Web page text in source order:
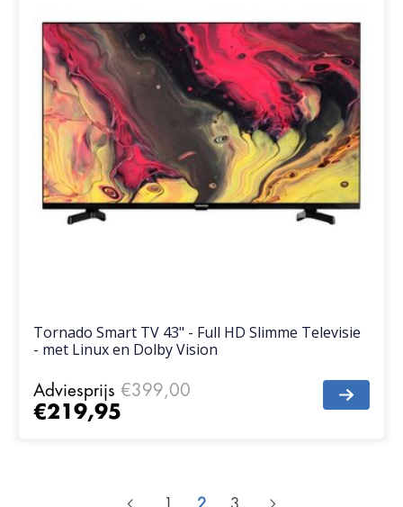
Tornado Smart TV 43" - Full HD Slimme Televisie
- met Linux en Dolby Vision
Adviesprijs €399,00
€219,95
1 2 3